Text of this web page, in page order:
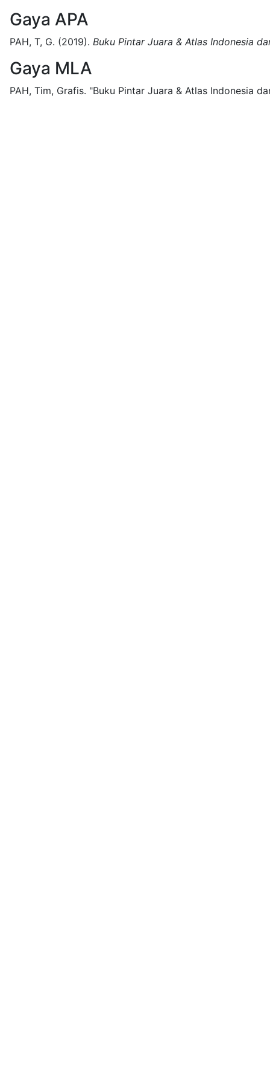
Gaya APA
PAH, T, G. (2019). Buku Pintar Juara & Atlas Indonesia
Gaya MLA
PAH, Tim, Grafis. "Buku Pintar Juara & Atlas Indonesia